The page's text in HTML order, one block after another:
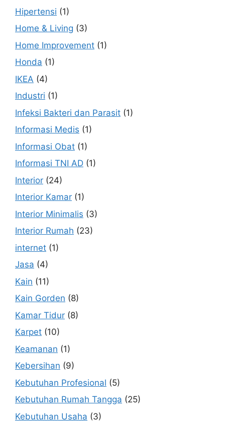
Hipertensi (1)
Home & Living (3)
Home Improvement (1)
Honda (1)
IKEA (4)
Industri (1)
Infeksi Bakteri dan Parasit (1)
Informasi Medis (1)
Informasi Obat (1)
Informasi TNI AD (1)
Interior (24)
Interior Kamar (1)
Interior Minimalis (3)
Interior Rumah (23)
internet (1)
Jasa (4)
Kain (11)
Kain Gorden (8)
Kamar Tidur (8)
Karpet (10)
Keamanan (1)
Kebersihan (9)
Kebutuhan Profesional (5)
Kebutuhan Rumah Tangga (25)
Kebutuhan Usaha (3)